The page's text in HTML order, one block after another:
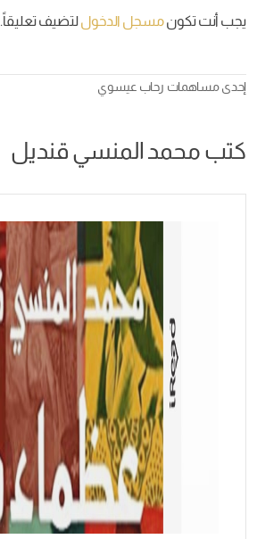
يجب أنت تكونمسجل الدخوللتضيف تعليقاً.
إحدى مساهمات رحاب عيسوي
كتب محمد المنسي قنديل